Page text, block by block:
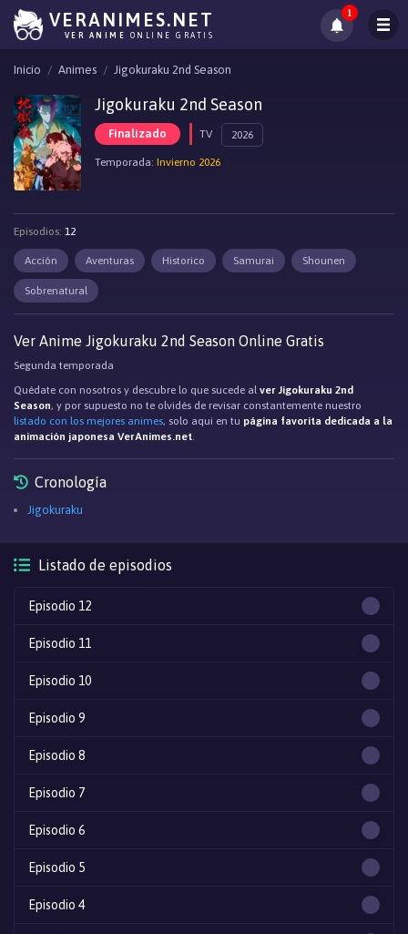
VERANIMES.NET
VER ANIME ONLINE GRATIS
1
Inicio Animes Jigokuraku 2nd Season
Jigokuraku 2nd Season
Finalizado TV 2026
Temporada: Invierno 2026
Episodios: 12
Acción Aventuras Historico Samurai Shounen
Sobrenatural
Ver Anime Jigokuraku 2nd Season Online Gratis
Segunda temporada
Quédate con nosotros y descubre lo que sucede alver Jigokuraku 2nd
Season, y por supuesto no te olvidés de revisar constantemente nuestro
listado con los mejores animes, solo aqui en tu página favorita dedicada a la
animación japonesa VerAnimes.net.
Cronología
Jigokuraku
Listado de episodios
Episodio 12
Episodio 11
Episodio 10
Episodio 9
Episodio 8
Episodio 7
Episodio 6
Episodio 5
Episodio 4